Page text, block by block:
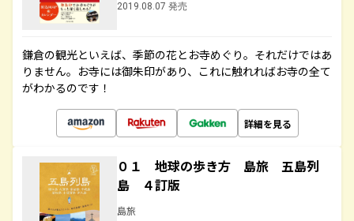
2019.08.07 発売
鎌倉の観光といえば、季節の花とお寺めぐり。それだけではあ
りません。お寺には御朱印があり、これに触れればお寺の全て
がわかるのです！
詳細を見る
０１ 地球の歩き方 島旅 五島列
島 ４訂版
島旅